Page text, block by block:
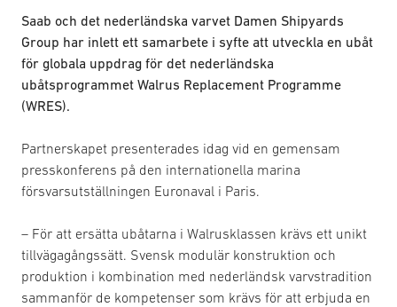
Saab och det nederländska varvet Damen Shipyards
Group har inlett ett samarbete i syfte att utveckla en ubåt
för globala uppdrag för det nederländska
ubåtsprogrammet Walrus Replacement Programme
(WRES).
Partnerskapet presenterades idag vid en gemensam
presskonferens på den internationella marina
försvarsutställningen Euronaval i Paris.
– För att ersätta ubåtarna i Walrusklassen krävs ett unikt
tillvägagångssätt. Svensk modulär konstruktion och
produktion i kombination med nederländsk varvstradition
sammanför de kompetenser som krävs för att erbjuda en